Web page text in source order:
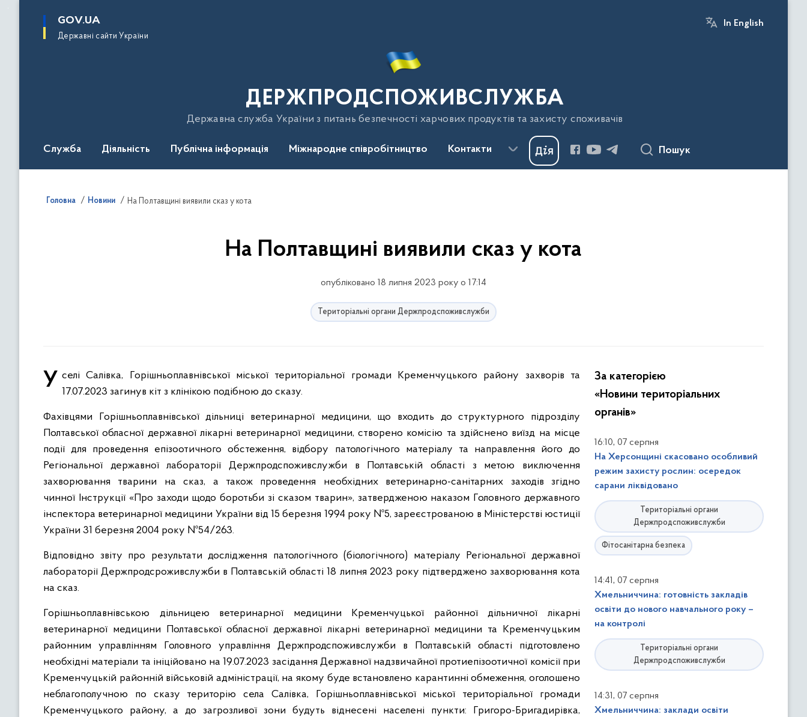
основного
GOV.UA
Державні сайти України
In English
ДЕРЖПРОДСПОЖИВСЛУЖБА
Державна служба України з питань безпечності харчових продуктів та захисту споживачів
Служба Діяльність Публічна інформація Міжнародне співробітництво Контакти Пошук
Головна Новини На Полтавщині виявили сказ у кота
На Полтавщині виявили сказ у кота
опубліковано 18 липня 2023 року о 17:14
Територіальні органи Держпродспоживслужби
У селі Салівка, Горішньоплавнівської міської територіальної громади Кременчуцького району захворів та 17.07.2023 загинув кіт з клінікою подібною до сказу.
Фахівцями Горішньоплавнівської дільниці ветеринарної медицини, що входить до структурного підрозділу
Полтавської обласної державної лікарні ветеринарної медицини, створено комісію та здійснено виїзд на місце
події для проведення епізоотичного обстеження, відбору патологічного матеріалу та направлення його до
Регіональної державної лабораторії Держпродспоживслужби в Полтавській області з метою виключення
захворювання тварини на сказ, а також проведення необхідних ветеринарно-санітарних заходів згідно
чинної Інструкції «Про заходи щодо боротьби зі сказом тварин», затвердженою наказом Головного державного
інспектора ветеринарної медицини України від 15 березня 1994 року №5, зареєстрованою в Міністерстві юстиції
України 31 березня 2004 року №54/263.
Відповідно звіту про результати дослідження патологічного (біологічного) матеріалу Регіональної державної
лабораторії Держпродсроживслужби в Полтавській області 18 липня 2023 року підтверджено захворювання кота
на сказ.
Горішньоплавнівською дільницею ветеринарної медицини Кременчуцької районної дільничної лікарні
ветеринарної медицини Полтавської обласної державної лікарні ветеринарної медицини та Кременчуцьким
районним управлінням Головного управління Держпродспоживслужби в Полтавській області підготовлено
необхідні матеріали та ініційовано на 19.07.2023 засідання Державної надзвичайної протиепізоотичної комісії при
Кременчуцькій районній військовій адміністрації, на якому буде встановлено карантинні обмеження, оголошено
неблагополучною по сказу територію села Салівка, Горішньоплавнівської міської територіальної громади
Кременчуцького району, а до загрозливої зони будуть віднесені населені пункти: Григоро-Бригадирівка,
За категорією
«Новини територіальних
органів»
16:10, 07 серпня
На Херсонщині скасовано особливий
режим захисту рослин: осередок
сарани ліквідовано
Територіальні органи
Держпродспоживслужби
Фітосанітарна безпека
14:41, 07 серпня
Хмельниччина: готовність закладів
освіти до нового навчального року –
на контролі
Територіальні органи
Держпродспоживслужби
14:31, 07 серпня
Хмельниччина: заклади освіти